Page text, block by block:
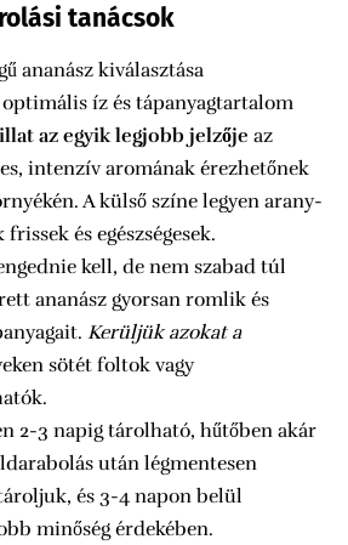
tanácsok
ananász kiválasztása
íz és tápanyagtartalom
az egyik legjobb jelzője az
intenzív aromának érezhetőnek
A külső színe legyen arany-
és egészségesek.
kell, de nem szabad túl
ananász gyorsan romlik és
Kerüljük azokat a
sötét foltok vagy
2-3 napig tárolható, hűtőben akár
után légmentesen
és 3-4 napon belül
minőség érdekében.